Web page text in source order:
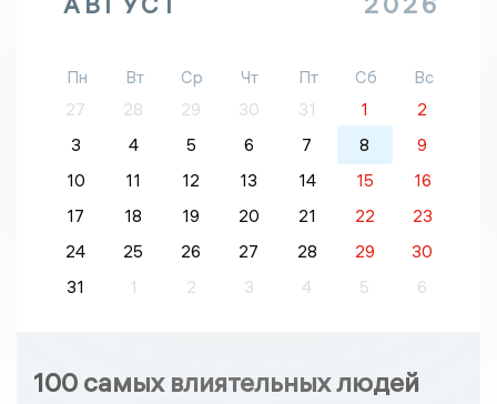
Пн Вт Ср Чт Пт Сб
Вс
27
28 29 30 31 1
2
3
4 5 6 7 8
9
10
11 12 13 14 15
16
17
18 19 20 21 22
23
24
25 26 27 28 29
30
31
1 2 3 4 5 6
100 самых влиятельных людей